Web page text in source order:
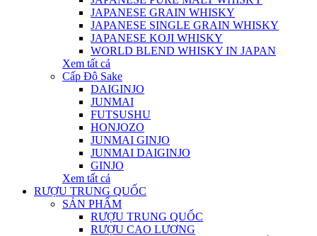
JAPANESE GRAIN WHISKY
JAPANESE SINGLE GRAIN WHISKY
JAPANESE KOJI WHISKY
WORLD BLEND WHISKY IN JAPAN
Xem tất cả
Cấp Độ Sake
DAIGINJO
JUNMAI
FUTSUSHU
HONJOZO
JUNMAI GINJO
JUNMAI DAIGINJO
GINJO
Xem tất cả
RƯỢU TRUNG QUỐC
SẢN PHẨM
RƯỢU TRUNG QUỐC
RƯỢU CAO LƯƠNG